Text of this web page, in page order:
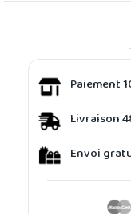
Paiement
Livraison
Envoi